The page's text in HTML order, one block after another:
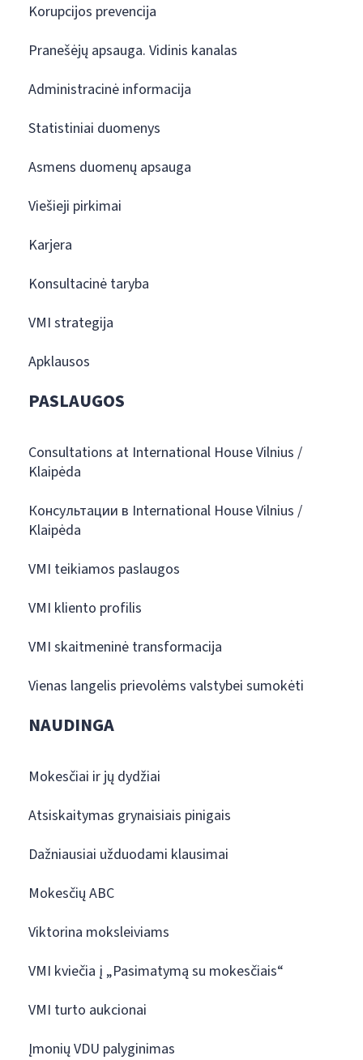
Korupcijos prevencija
Pranešėjų apsauga. Vidinis kanalas
Administracinė informacija
Statistiniai duomenys
Asmens duomenų apsauga
Viešieji pirkimai
Karjera
Konsultacinė taryba
VMI strategija
Apklausos
PASLAUGOS
Consultations at International House Vilnius /
Klaipėda
Консультации в International House Vilnius /
Klaipėda
VMI teikiamos paslaugos
VMI kliento profilis
VMI skaitmeninė transformacija
Vienas langelis prievolėms valstybei sumokėti
NAUDINGA
Mokesčiai ir jų dydžiai
Atsiskaitymas grynaisiais pinigais
Dažniausiai užduodami klausimai
Mokesčių ABC
Viktorina moksleiviams
VMI kviečia į „Pasimatymą su mokesčiais“
VMI turto aukcionai
Įmonių VDU palyginimas